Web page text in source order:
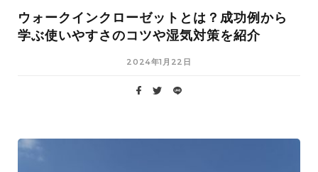
ウォークインクローゼットとは？成功例から
学ぶ使いやすさのコツや湿気対策を紹介
2024年1月22日